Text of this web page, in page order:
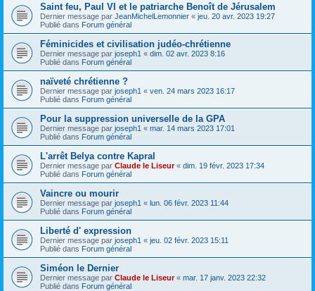
Saint feu, Paul VI et le patriarche Benoît de Jérusalem
Dernier message par JeanMichelLemonnier « jeu. 20 avr. 2023 19:27
Publié dans Forum général
Féminicides et civilisation judéo-chrétienne
Dernier message par joseph1 « dim. 02 avr. 2023 8:16
Publié dans Forum général
naïveté chrétienne ?
Dernier message par joseph1 « ven. 24 mars 2023 16:17
Publié dans Forum général
Pour la suppression universelle de la GPA
Dernier message par joseph1 « mar. 14 mars 2023 17:01
Publié dans Forum général
L'arrêt Belya contre Kapral
Dernier message par Claude le Liseur« dim. 19 févr. 2023 17:34
Publié dans Forum général
Vaincre ou mourir
Dernier message par joseph1 « lun. 06 févr. 2023 11:44
Publié dans Forum général
Liberté d' expression
Dernier message par joseph1 « jeu. 02 févr. 2023 15:11
Publié dans Forum général
Siméon le Dernier
Dernier message par Claude le Liseur« mar. 17 janv. 2023 22:32
Publié dans Forum général